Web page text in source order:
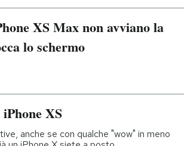
XS Max non avviano la
lo schermo
XS
anche se con qualche "wow" in meno